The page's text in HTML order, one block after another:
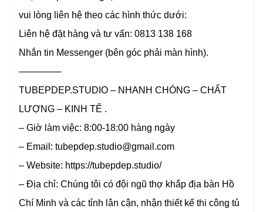
vui lòng liên hệ theo các hình thức dưới:
Liên hệ đặt hàng và tư vấn: 0813 138 168
Nhắn tin Messenger (bên góc phải màn hình).
————–
TUBEPDEP.STUDIO – NHANH CHÓNG – CHẤT
LƯỢNG – KINH TẾ .
– Giờ làm việc: 8:00-18:00 hàng ngày
– Email: tubepdep.studio@gmail.com
– Website: https://tubepdep.studio/
– Địa chỉ: Chúng tôi có đội ngũ thợ khắp địa bàn Hồ
Chí Minh và các tỉnh lân cận, nhận thiết kế thi công tủ